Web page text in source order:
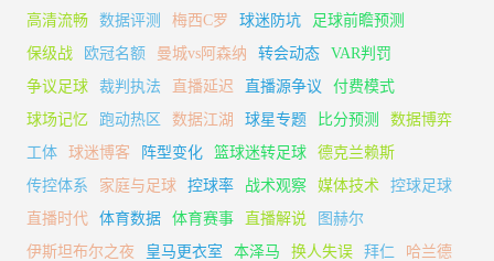
高清流畅
数据评测 梅西C罗 球迷防坑
足球前瞻预测
保级战
欧冠名额 曼城vs阿森纳 转会动态
VAR判罚
争议足球
裁判执法 直播延迟 直播源争议
付费模式
球场记忆
跑动热区 数据江湖 球星专题 比分预测
数据博弈
工体
球迷博客 阵型变化 篮球迷转足球
德克兰赖斯
传控体系
家庭与足球 控球率 战术观察 媒体技术
控球足球
直播时代
体育数据 体育赛事 直播解说
图赫尔
伊斯坦布尔之夜
皇马更衣室 本泽马 换人失误 拜仁
哈兰德